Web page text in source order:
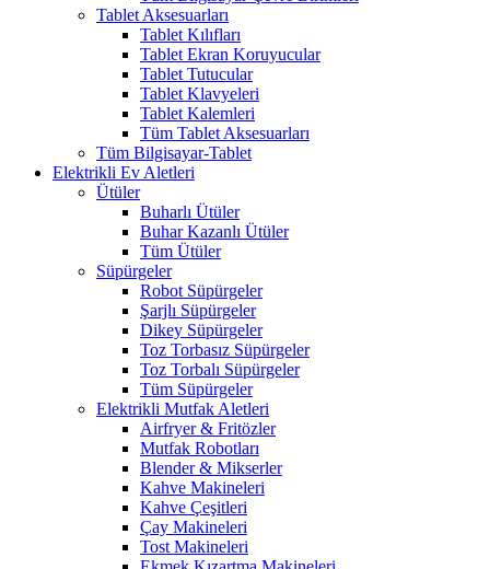
Tablet Aksesuarları
Tablet Kılıfları
Tablet Ekran Koruyucular
Tablet Tutucular
Tablet Klavyeleri
Tablet Kalemleri
Tüm Tablet Aksesuarları
Tüm Bilgisayar-Tablet
Elektrikli Ev Aletleri
Ütüler
Buharlı Ütüler
Buhar Kazanlı Ütüler
Tüm Ütüler
Süpürgeler
Robot Süpürgeler
Şarjlı Süpürgeler
Dikey Süpürgeler
Toz Torbasız Süpürgeler
Toz Torbalı Süpürgeler
Tüm Süpürgeler
Elektrikli Mutfak Aletleri
Airfryer & Fritözler
Mutfak Robotları
Blender & Mikserler
Kahve Makineleri
Kahve Çeşitleri
Çay Makineleri
Tost Makineleri